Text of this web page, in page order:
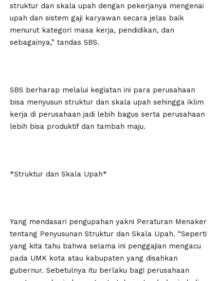
struktur dan skala upah dengan pekerjanya mengenai
upah dan sistem gaji karyawan secara jelas baik
menurut kategori masa kerja, pendidikan, dan
sebagainya,” tandas SBS.
SBS berharap melalui kegiatan ini para perusahaan
bisa menyusun struktur dan skala upah sehingga iklim
kerja di perusahaan jadi lebih bagus serta perusahaan
lebih bisa produktif dan tambah maju.
*Struktur dan Skala Upah*
Yang mendasari pengupahan yakni Peraturan Menaker
tentang Penyusunan Struktur dan Skala Upah. “Seperti
yang kita tahu bahwa selama ini penggajian mengacu
pada UMK kota atau kabupaten yang disahkan
gubernur. Sebetulnya itu berlaku bagi perusahaan